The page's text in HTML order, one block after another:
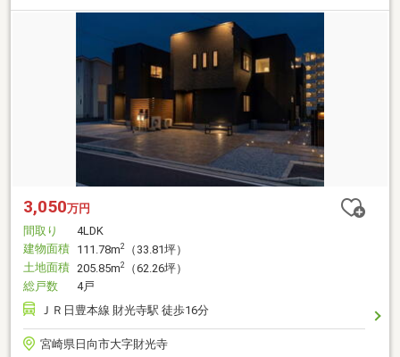
3,050万円
間取り
4LDK
建物面積 111.78m2
（33.81坪）
土地面積 205.85m2
（62.26坪）
総戸数
4戸
ＪＲ日豊本線 財光寺駅 徒歩16分
宮崎県日向市大字財光寺